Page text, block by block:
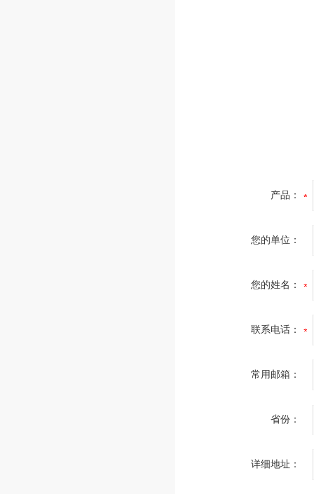
产品：
您的单位：
您的姓名：
联系电话：
常用邮箱：
省份：
详细地址：